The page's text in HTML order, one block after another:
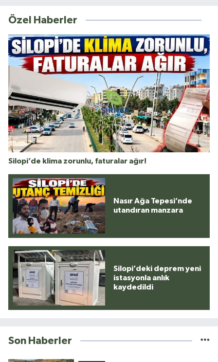
Özel Haberler
Silopi’de klima zorunlu, faturalar ağır!
Nasır Ağa Tepesi’nde
utandıran manzara
Silopi’deki deprem yeni
istasyonla anlık
kaydedildi
Son Haberler